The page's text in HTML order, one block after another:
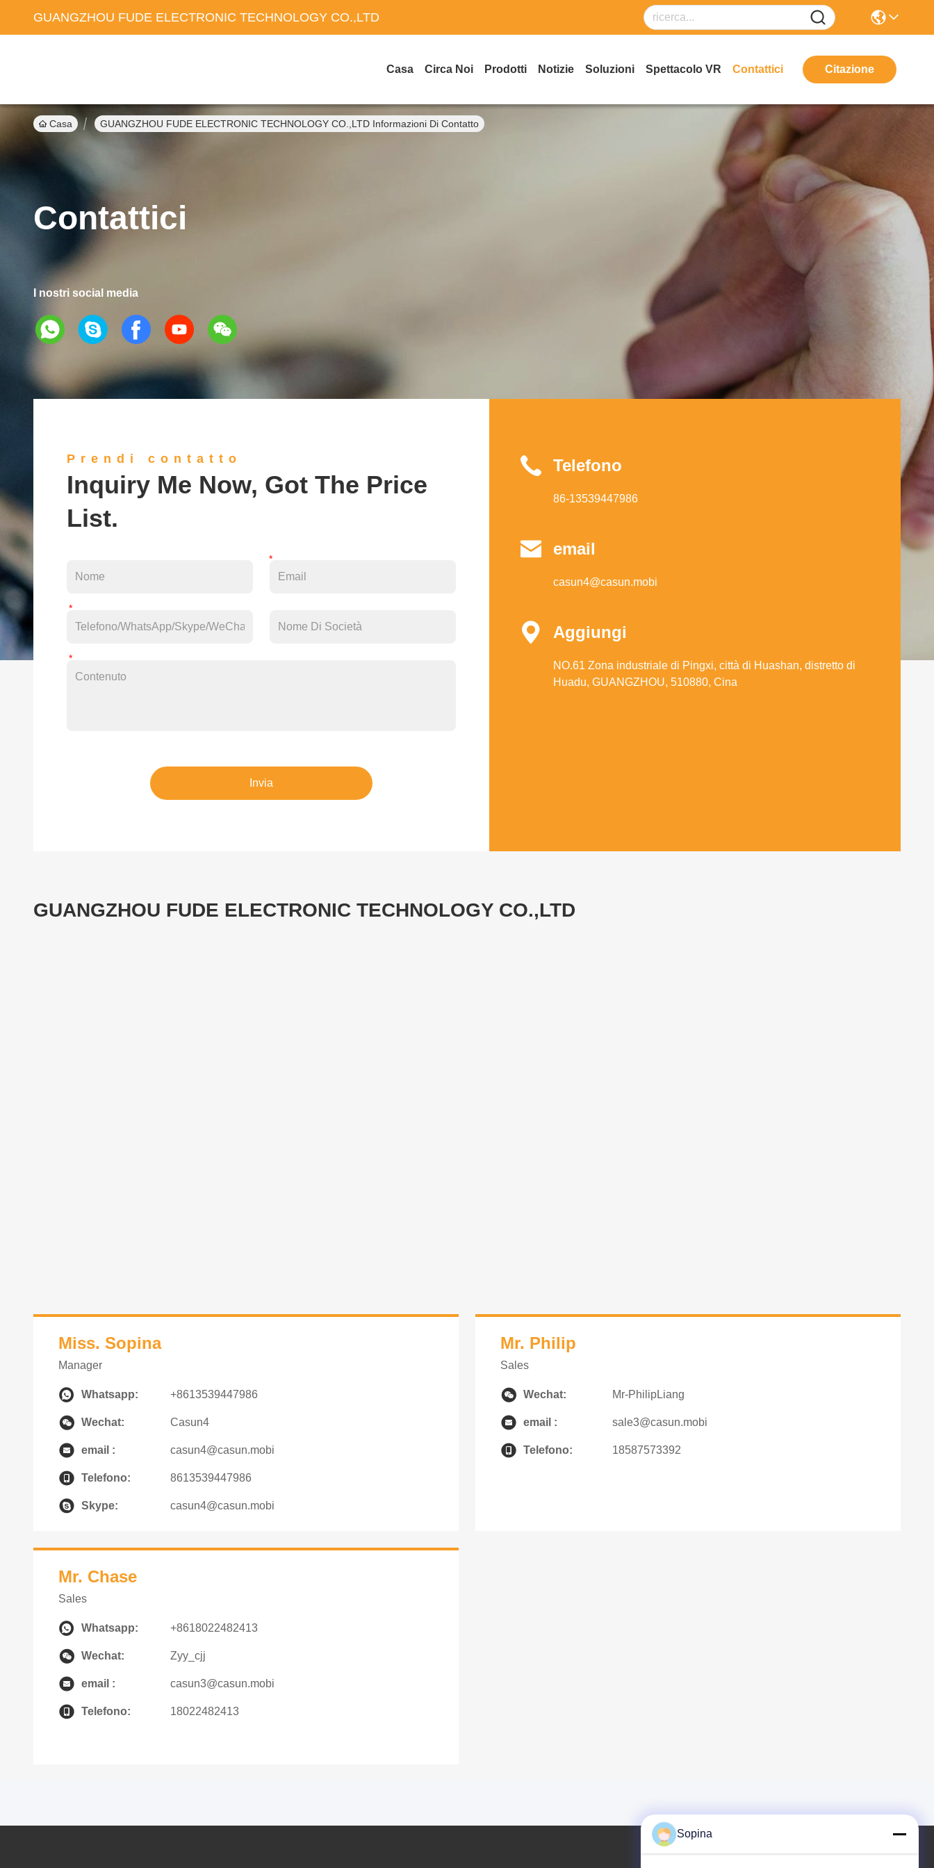
GUANGZHOU FUDE ELECTRONIC TECHNOLOGY CO.,LTD
Casa Circa Noi Prodotti Notizie Soluzioni Spettacolo VR Contattici Citazione
Casa GUANGZHOU FUDE ELECTRONIC TECHNOLOGY CO.,LTD Informazioni Di Contatto
Contattici
I nostri social media
Prendi contatto
Inquiry Me Now, Got The Price
List.
Invia
Telefono
86-13539447986
 email
casun4@casun.mobi
 Aggiungi
NO.61 Zona industriale di Pingxi, città di Huashan, distretto di
Huadu, GUANGZHOU, 510880, Cina
GUANGZHOU FUDE ELECTRONIC TECHNOLOGY CO.,LTD
Miss. Sopina
Manager
Whatsapp: +8613539447986
Wechat: Casun4
email : casun4@casun.mobi
Telefono: 8613539447986
Skype: casun4@casun.mobi
Mr. Philip
Sales
Wechat: Mr-PhilipLiang
email : sale3@casun.mobi
Telefono: 18587573392
Mr. Chase
Sales
Whatsapp: +8618022482413
Wechat: Zyy_cjj
email : casun3@casun.mobi
Telefono: 18022482413
Sopina